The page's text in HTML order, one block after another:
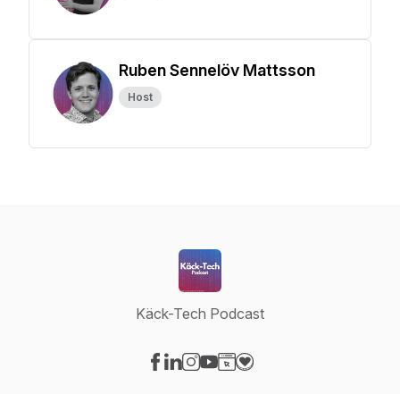
Ruben Sennelöv Mattsson
Host
Käck-Tech Podcast